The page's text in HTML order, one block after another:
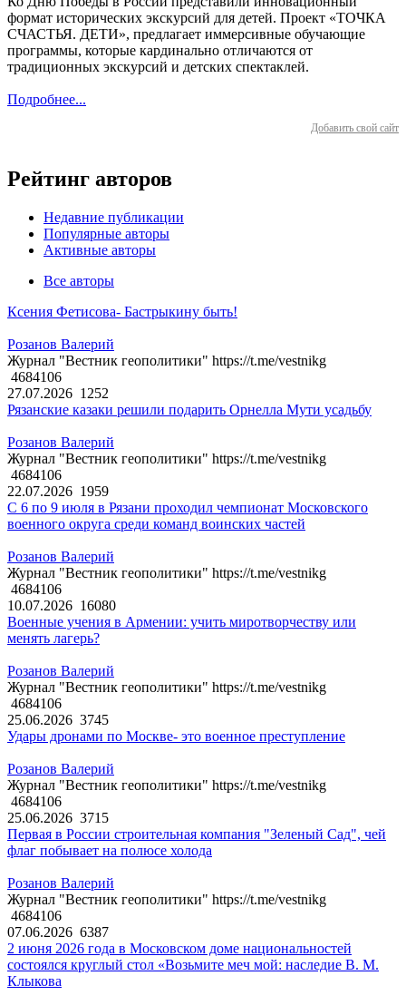
формат исторических экскурсий для детей. Проект «ТОЧКА
СЧАСТЬЯ. ДЕТИ», предлагает иммерсивные обучающие
программы, которые кардинально отличаются от
традиционных экскурсий и детских спектаклей.
Подробнее...
Добавить свой сайт
Рейтинг авторов
Недавние публикации
Популярные авторы
Активные авторы
Все авторы
Ксения Фетисова- Бастрыкину быть!
Розанов Валерий
Журнал "Вестник геополитики" https://t.me/vestnikg
4684106
27.07.2026 1252
Рязанские казаки решили подарить Орнелла Мути усадьбу
Розанов Валерий
Журнал "Вестник геополитики" https://t.me/vestnikg
4684106
22.07.2026 1959
С 6 по 9 июля в Рязани проходил чемпионат Московского
военного округа среди команд воинских частей
Розанов Валерий
Журнал "Вестник геополитики" https://t.me/vestnikg
4684106
10.07.2026 16080
Военные учения в Армении: учить миротворчеству или
менять лагерь?
Розанов Валерий
Журнал "Вестник геополитики" https://t.me/vestnikg
4684106
25.06.2026 3745
Удары дронами по Москве- это военное преступление
Розанов Валерий
Журнал "Вестник геополитики" https://t.me/vestnikg
4684106
25.06.2026 3715
Первая в России строительная компания "Зеленый Сад", чей
флаг побывает на полюсе холода
Розанов Валерий
Журнал "Вестник геополитики" https://t.me/vestnikg
4684106
07.06.2026 6387
2 июня 2026 года в Московском доме национальностей
состоялся круглый стол «Возьмите меч мой: наследие В. М.
Клыкова